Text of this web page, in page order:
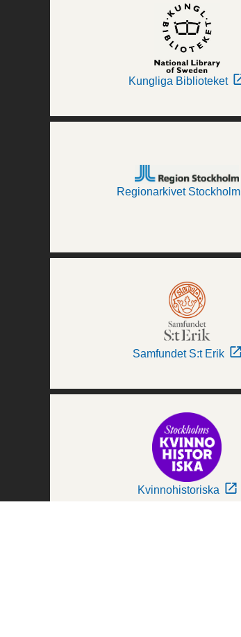
Kungliga Biblioteket
Regionarkivet Stockholm
Samfundet S:t Erik
Kvinnohistoriska